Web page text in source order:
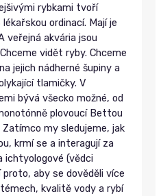
rybkami tvoří
ordinací. Mají je
veřejná akvária jsou
vidět ryby. Chceme
jejich nádherné šupiny a
tlamičky. V
bývá všecko možné, od
plovoucí Bettou
my sledujeme, jak
krmí se a interagují za
ichtyologové (vědci
aby se dověděli více
kvalitě vody a rybí